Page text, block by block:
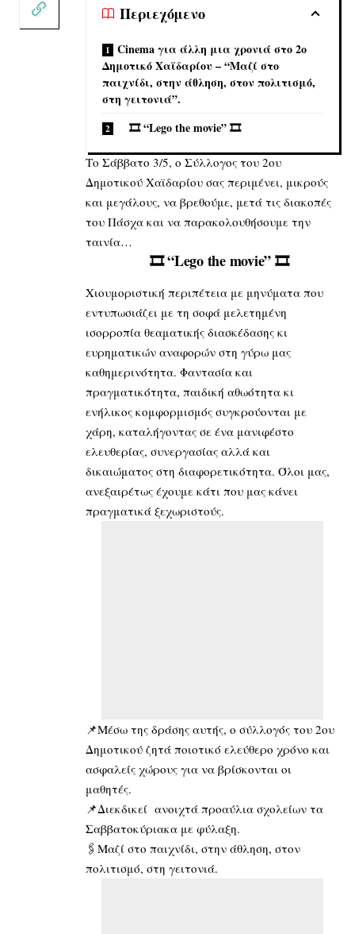
Περιεχόμενο
Cinema για άλλη μια χρονιά στο 2ο
Δημοτικό Χαϊδαρίου – “Μαζί στο
παιχνίδι, στην άθληση, στον πολιτισμό,
στη γειτονιά”.
🎞️ “Lego the movie” 🎞️
Το Σάββατο 3/5, ο Σύλλογος του 2ου
Δημοτικού Χαϊδαρίου σας περιμένει, μικρούς
και μεγάλους, να βρεθούμε, μετά τις διακοπές
του Πάσχα και να παρακολουθήσουμε την
ταινία…
🎞️“Lego the movie”🎞️
Χιουμοριστική περιπέτεια με μηνύματα που
εντυπωσιάζει με τη σοφά μελετημένη
ισορροπία θεαματικής διασκέδασης κι
ευρηματικών αναφορών στη γύρω μας
καθημερινότητα. Φαντασία και
πραγματικότητα, παιδική αθωότητα κι
ενήλικος κομφορμισμός συγκρούονται με
χάρη, καταλήγοντας σε ένα μανιφέστο
ελευθερίας, συνεργασίας αλλά και
δικαιώματος στη διαφορετικότητα. Όλοι μας,
ανεξαιρέτως έχουμε κάτι που μας κάνει
πραγματικά ξεχωριστούς.
📌Μέσω της δράσης αυτής, ο σύλλογός του 2ου
Δημοτικού ζητά ποιοτικό ελεύθερο χρόνο και
ασφαλείς χώρους για να βρίσκονται οι
μαθητές.
📌Διεκδικεί ανοιχτά προαύλια σχολείων τα
Σαββατοκύριακα με φύλαξη.
🖇️Μαζί στο παιχνίδι, στην άθληση, στον
πολιτισμό, στη γειτονιά.